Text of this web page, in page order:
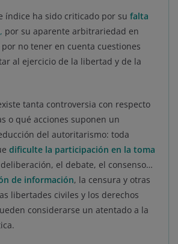
índice ha sido criticado por su falta
, por su aparente arbitrariedad en
no tener en cuenta cuestiones
al ejercicio de la libertad y de la
tanta controversia con respecto
o qué acciones suponen un
del autoritarismo: toda
dificulte la participación en la toma
el debate, el consenso…
de información, la censura y otras
libertades civiles y los derechos
considerarse un atentado a la